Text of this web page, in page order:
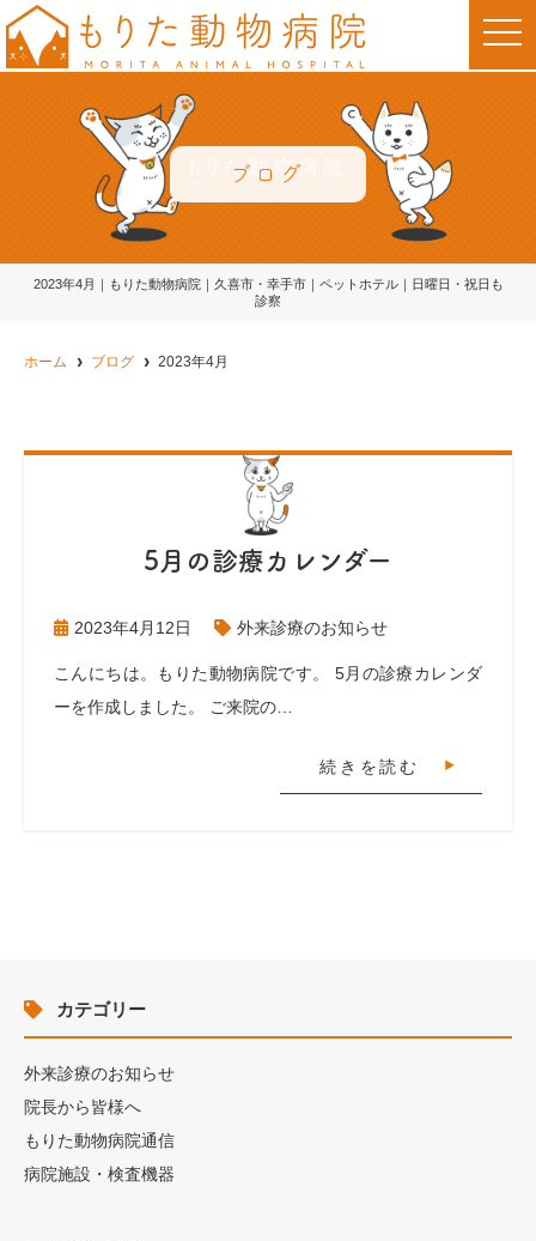
ブログ
2023年4月｜もりた動物病院｜久喜市・幸手市｜ペットホテル｜日曜日・祝日も
診察
t
o
i
ホーム ブログ 2023年4月
5月の診療カレンダー
2023年4月12日 外来診療のお知らせ
こんにちは。もりた動物病院です。 5月の診療カレンダ
ーを作成しました。 ご来院の…
続きを読む
カテゴリー
外来診療のお知らせ
院長から皆様へ
もりた動物病院通信
病院施設・検査機器